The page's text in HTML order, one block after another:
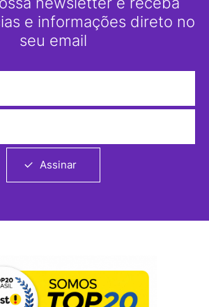
e informações direto no
seu email
Assinar